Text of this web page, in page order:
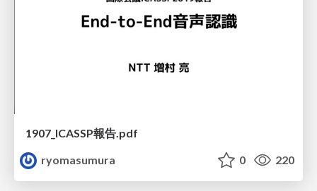
1907_ICASSP報告.pdf
ryomasumura
0 220